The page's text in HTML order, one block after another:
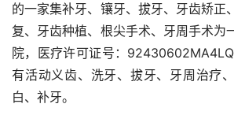
的一家集补牙、镶牙、拔牙、牙齿矫正
复、牙齿种植、根尖手术、牙周手术为
院，医疗许可证号：
有活动义齿、洗牙、拔牙、牙周治疗
白、补牙。